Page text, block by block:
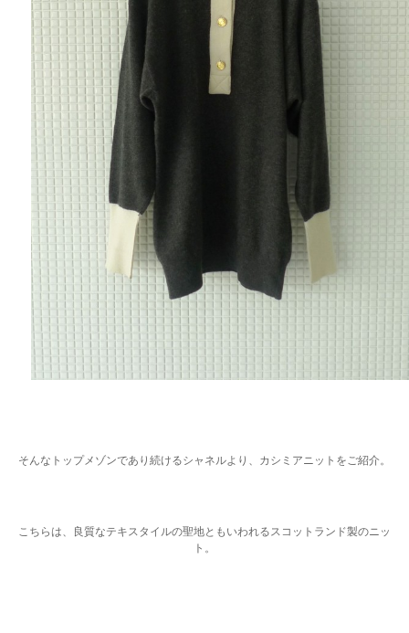
そんなトップメゾンであり続けるシャネルより、カシミアニットをご紹介。
こちらは、良質なテキスタイルの聖地ともいわれるスコットランド製のニッ
ト。